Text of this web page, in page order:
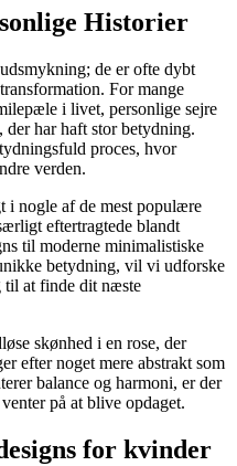
Historier
de er ofte dybt
For mange
i livet, personlige sejre
har haft stor betydning.
proces, hvor
verden.
nogle af de mest populære
eftertragtede blandt
til moderne minimalistiske
betydning, vil vi udforske
til at finde dit næste
skønhed i en rose, der
efter noget mere abstrakt som
balance og harmoni, er der
på at blive opdaget.
for kvinder